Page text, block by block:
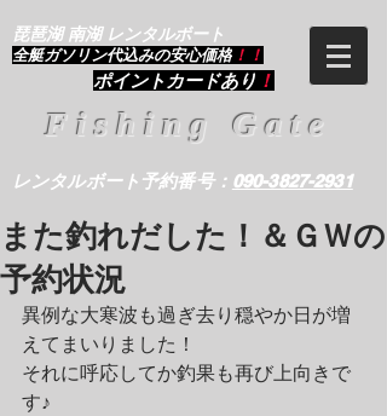
琵琶湖 南湖 レンタルボート
​全艇ガソリン代込みの安心価格 ！！
ポイントカードあり ！
Fishing Gate
レンタルボート予約番号： 090-3827-2931
また釣れだした！＆ＧＷの
予約状況
異例な大寒波も過ぎ去り穏やか日が増
えてまいりました！
それに呼応してか釣果も再び上向きで
す♪